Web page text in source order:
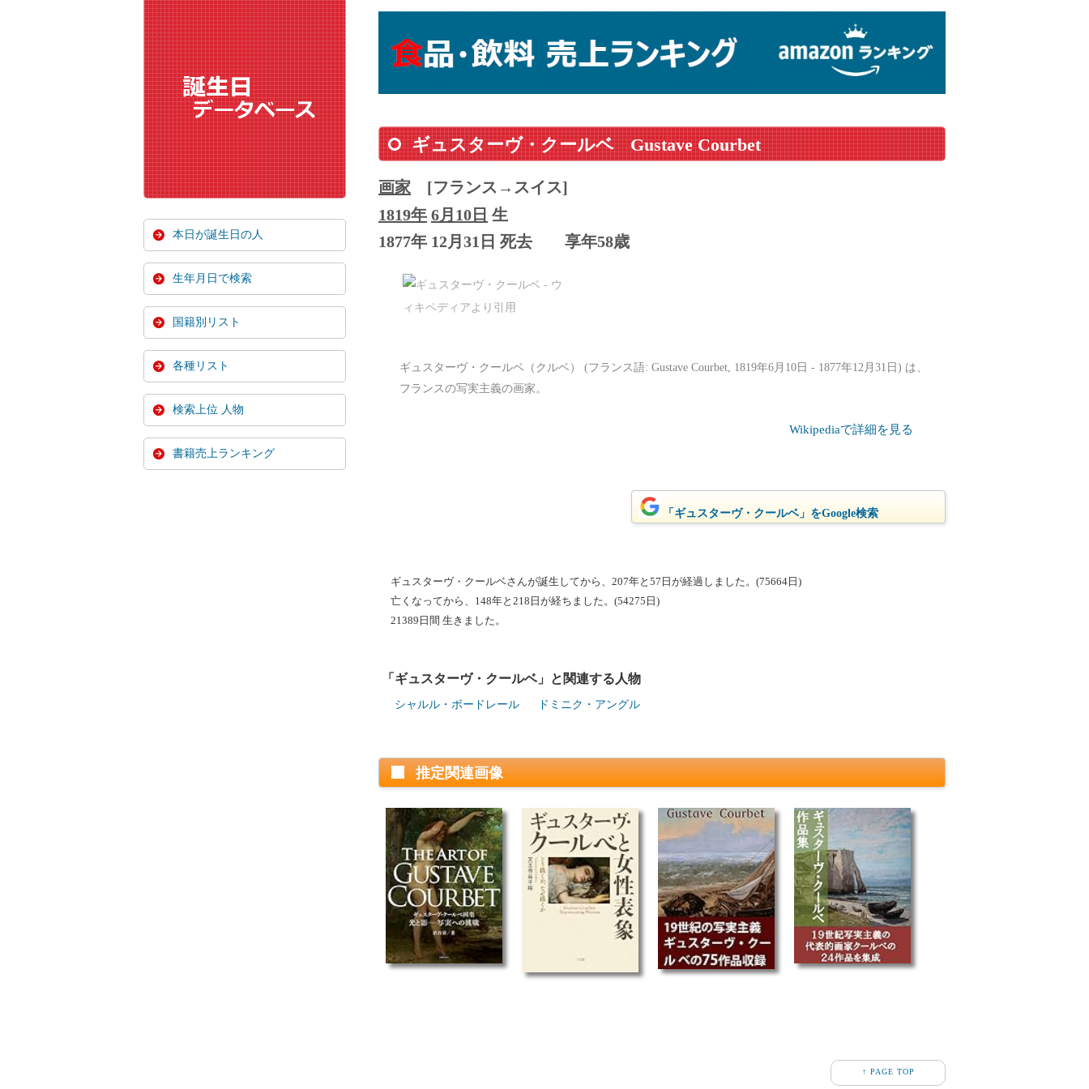
ギュスターヴ・クールベ Gustave Courbet
画家
[フランス→スイス]
1819年 6月10日 生
1877年 12月31日 死去
享年58歳
ギュスターヴ・クールベ（クルベ） (フランス語: Gustave Courbet, 1819年6月10日 - 1877年12月31日) は、
フランスの写実主義の画家。
Wikipediaで詳細を見る
「ギュスターヴ・クールベ」をGoogle検索
ギュスターヴ・クールベさんが誕生してから、207年と57日が経過しました。(75664日)
亡くなってから、148年と218日が経ちました。(54275日)
21389日間 生きました。
「ギュスターヴ・クールベ」と関連する人物
シャルル・ボードレール ドミニク・アングル
推定関連画像
本日が誕生日の人
生年月日で検索
国籍別リスト
各種リスト
検索上位 人物
書籍売上ランキング
↑ PAGE TOP